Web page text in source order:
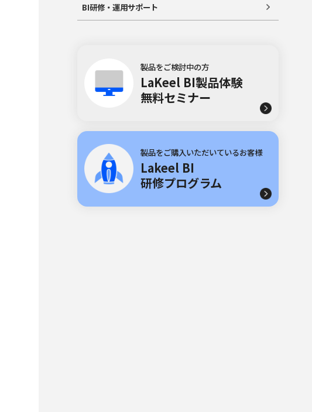
BI研修・運用サポート
製品をご検討中の方
LaKeel BI製品体験
無料セミナー
製品をご購入いただいているお客様
Lakeel BI
研修プログラム